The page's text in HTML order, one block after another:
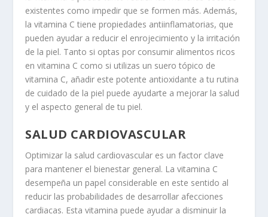
existentes como impedir que se formen más. Además,
la vitamina C tiene propiedades antiinflamatorias, que
pueden ayudar a reducir el enrojecimiento y la irritación
de la piel. Tanto si optas por consumir alimentos ricos
en vitamina C como si utilizas un suero tópico de
vitamina C, añadir este potente antioxidante a tu rutina
de cuidado de la piel puede ayudarte a mejorar la salud
y el aspecto general de tu piel.
SALUD CARDIOVASCULAR
Optimizar la salud cardiovascular es un factor clave
para mantener el bienestar general. La vitamina C
desempeña un papel considerable en este sentido al
reducir las probabilidades de desarrollar afecciones
cardiacas. Esta vitamina puede ayudar a disminuir la